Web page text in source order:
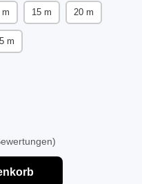
m 15 m 20 m
m